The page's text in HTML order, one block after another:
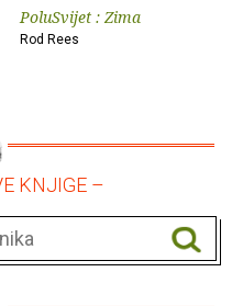
PoluSvijet : Zima
Rod Rees
KNJIGE –